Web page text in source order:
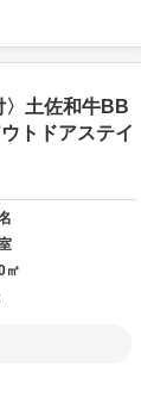
〉土佐和牛BB
トドアステイ
㎡